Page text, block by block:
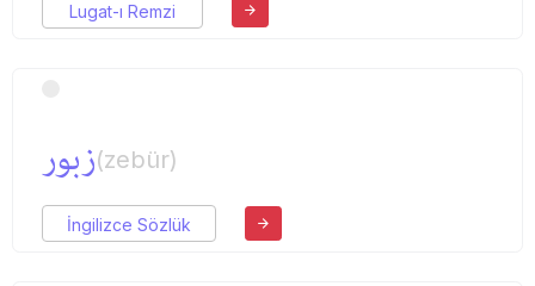
Lugat-ı Remzi
زبور(zebür)
İngilizce Sözlük